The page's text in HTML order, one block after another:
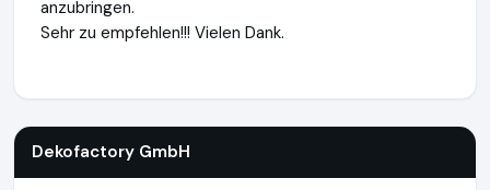
anzubringen.
Sehr zu empfehlen!!! Vielen Dank.
Dekofactory GmbH